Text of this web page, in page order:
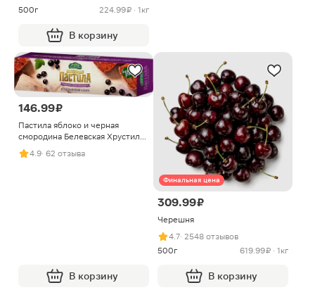
500г
224.99 ₽ · 1кг
В корзину
146.99 ₽
Пастила яблоко и черная
смородина Белевская Хрустила
100г
4.9· 62 отзыва
В корзину
Финальная цена
309.99 ₽
Черешня
4.7· 2548 отзывов
500г
619.99 ₽ · 1кг
В корзину